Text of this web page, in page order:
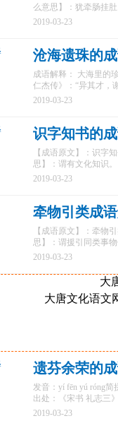
么意思】：犹牵肠挂
2019-03-23
沧海遗珠的
成语解释： 大海里的
仁杰传》：“异其才，
2019-03-23
识字知书的
【成语原文】：识字
思】：谓有文化知识
2019-03-23
牵物引类成
【成语原文】：牵物
思】：谓援引同类事
2019-03-23
大
大唐文化语文
遗芬余荣的
发音：yí fēn yú róng
出处：《宋书 礼志三
2019-03-23